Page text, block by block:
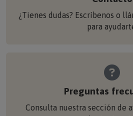
¿Tienes dudas? Escríbenos o
para
Preguntas
Consulta nuestra sección de